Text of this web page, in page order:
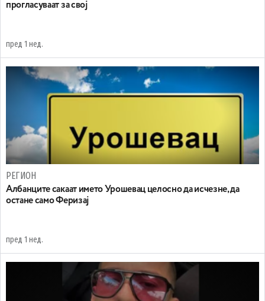
прогласуваат за свој
пред 1 нед.
РЕГИОН
Aлбанците сакаат името Урошевац целосно да исчезне, да
остане само Феризај
пред 1 нед.